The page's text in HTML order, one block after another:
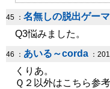
45 ： 名無しの脱出ゲー
Q3悩みました。
46 ： あいる～corda ：
くりあ。
Ｑ２以外はこちら参